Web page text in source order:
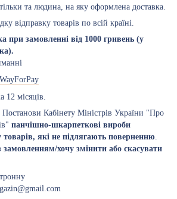
та людина, на яку оформлена доставка.
відправку товарів по всій країні.
при замовленні від 1000 гривень (у
WayForPay
12 місяців.
Кабінету Міністрів України "Про
панчішно-шкарпеткові вироби
товарів, які не підлягають поверненню
хочу змінити або скасувати